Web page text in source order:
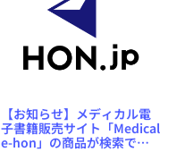
【お知らせ】メディカル電
子書籍販売サイト「Medical
e-hon」の商品が検索でき